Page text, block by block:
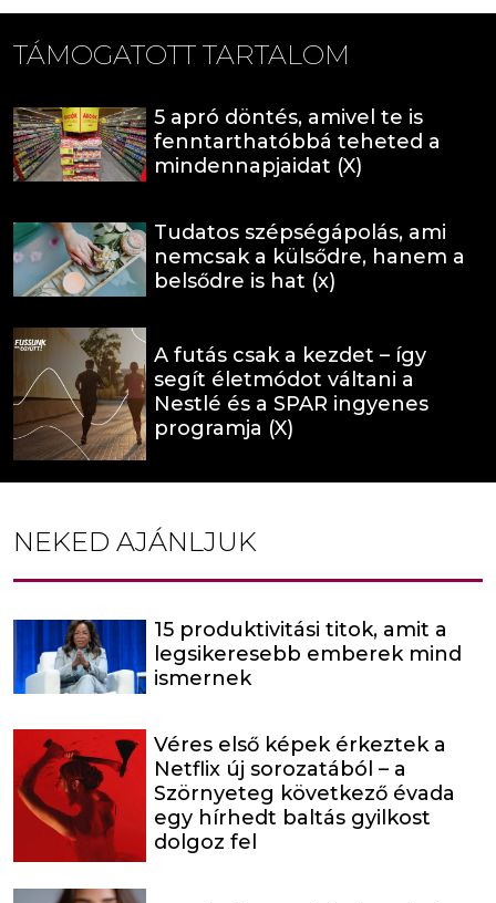
TÁMOGATOTT TARTALOM
5 apró döntés, amivel te is
fenntarthatóbbá teheted a
mindennapjaidat (X)
Tudatos szépségápolás, ami
nemcsak a külsődre, hanem a
belsődre is hat (x)
A futás csak a kezdet – így
segít életmódot váltani a
Nestlé és a SPAR ingyenes
programja (X)
NEKED AJÁNLJUK
15 produktivitási titok, amit a
legsikeresebb emberek mind
ismernek
Véres első képek érkeztek a
Netflix új sorozatából – a
Szörnyeteg következő évada
egy hírhedt baltás gyilkost
dolgoz fel